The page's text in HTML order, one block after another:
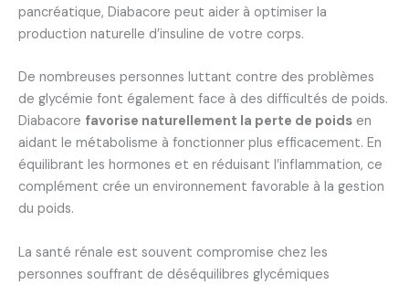
pancréatique, Diabacore peut aider à optimiser la
production naturelle d’insuline de votre corps.
De nombreuses personnes luttant contre des problèmes
de glycémie font également face à des difficultés de poids.
Diabacore favorise naturellement la perte de poids en
aidant le métabolisme à fonctionner plus efficacement. En
équilibrant les hormones et en réduisant l’inflammation, ce
complément crée un environnement favorable à la gestion
du poids.
La santé rénale est souvent compromise chez les
personnes souffrant de déséquilibres glycémiques